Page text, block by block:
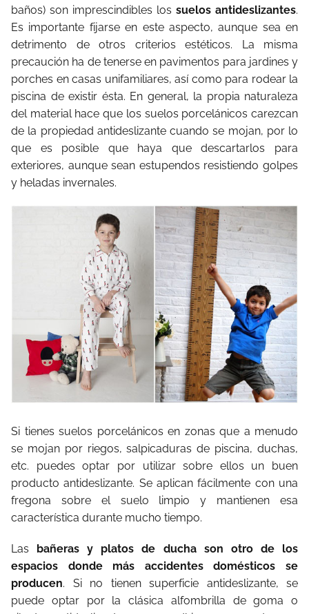
baños) son imprescindibles los suelos antideslizantes.
Es importante fijarse en este aspecto, aunque sea en
detrimento de otros criterios estéticos. La misma
precaución ha de tenerse en pavimentos para jardines y
porches en casas unifamiliares, así como para rodear la
piscina de existir ésta. En general, la propia naturaleza
del material hace que los suelos porcelánicos carezcan
de la propiedad antideslizante cuando se mojan, por lo
que es posible que haya que descartarlos para
exteriores, aunque sean estupendos resistiendo golpes
y heladas invernales.
Si tienes suelos porcelánicos en zonas que a menudo
se mojan por riegos, salpicaduras de piscina, duchas,
etc. puedes optar por utilizar sobre ellos un buen
producto antideslizante. Se aplican fácilmente con una
fregona sobre el suelo limpio y mantienen esa
característica durante mucho tiempo.
Las bañeras y platos de ducha son otro de los
espacios donde más accidentes domésticos se
producen. Si no tienen superficie antideslizante, se
puede optar por la clásica alfombrilla de goma o